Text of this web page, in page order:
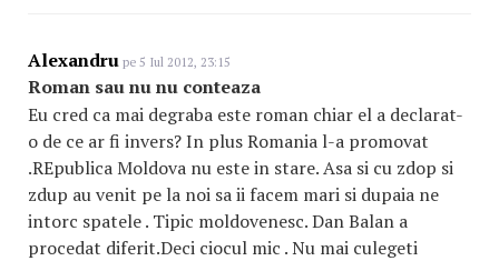
Alexandru pe 5 Iul 2012, 23:15
Roman sau nu nu conteaza
Eu cred ca mai degraba este roman chiar el a declarat-
o de ce ar fi invers? In plus Romania l-a promovat
.REpublica Moldova nu este in stare. Asa si cu zdop si
zdup au venit pe la noi sa ii facem mari si dupaia ne
intorc spatele . Tipic moldovenesc. Dan Balan a
procedat diferit.Deci ciocul mic . Nu mai culegeti